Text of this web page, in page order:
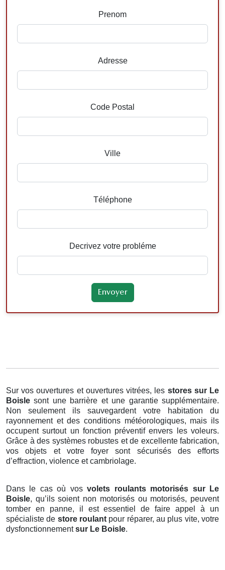
Prenom
Adresse
Code Postal
Ville
Téléphone
Decrivez votre probléme
Sur vos ouvertures et ouvertures vitrées, les stores sur Le
Boislesont une barrière et une garantie supplémentaire.
Non seulement ils sauvegardent votre habitation du
rayonnement et des conditions météorologiques, mais ils
occupent surtout un fonction préventif envers les voleurs.
Grâce à des systèmes robustes et de excellente fabrication,
vos objets et votre foyer sont sécurisés des efforts
d’effraction, violence et cambriolage.
Dans le cas où vosvolets roulants motorisés sur Le
Boisle, qu’ils soient non motorisés ou motorisés, peuvent
tomber en panne, il est essentiel de faire appel à un
spécialiste de store roulantpour réparer, au plus vite, votre
dysfonctionnementsur Le Boisle.